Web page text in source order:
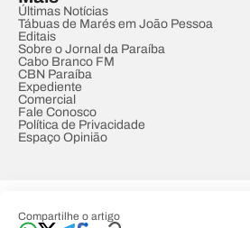
Compartilhe o artigo
Últimas Notícias
Tábuas de Marés em João Pessoa
Editais
Sobre o Jornal da Paraíba
Cabo Branco FM
CBN Paraíba
Expediente
Comercial
Fale Conosco
Política de Privacidade
Espaço Opinião